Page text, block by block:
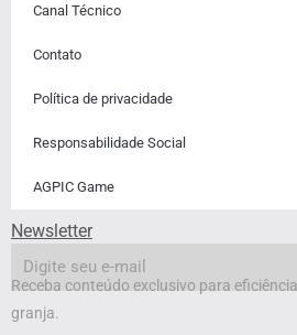
Canal Técnico
Contato
Política de privacidade
Responsabilidade Social
AGPIC Game
Newsletter
Receba conteúdo exclusivo para
granja.